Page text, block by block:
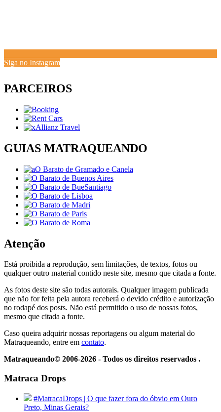
Siga no Instagram
PARCEIROS
GUIAS MATRAQUEANDO
Atenção
Está proibida a reprodução, sem limitações, de textos, fotos ou
qualquer outro material contido neste site, mesmo que citada a fonte.
As fotos deste site são todas autorais. Qualquer imagem publicada
que não for feita pela autora receberá o devido crédito e autorização
no rodapé dos posts. Não está permitido o uso de nossas fotos,
mesmo que citada a fonte.
Caso queira adquirir nossas reportagens ou algum material do
Matraqueando, entre em contato.
Matraqueando© 2006-2026 - Todos os direitos reservados .
Matraca Drops
#MatracaDrops | O que fazer fora do óbvio em Ouro
Preto, Minas Gerais?